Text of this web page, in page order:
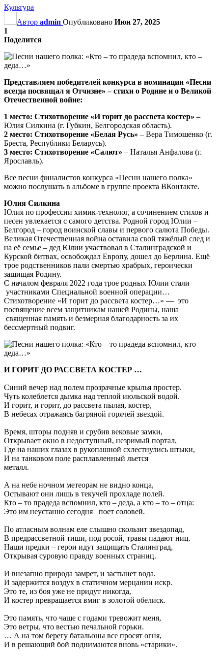
Культура
Автор admin Опубликовано Июн 27, 2025
1
Поделится
Представляем победителей конкурса в номинации «Песни
всегда посвящал я Отчизне» – стихи о Родине и о Великой
Отечественной войне:
1 место: Стихотворение «И горит до рассвета костер» –
Юлия Силкина (г. Губкин, Белгородская область).
2 место: Стихотворение «Белая Русь» – Вера Тимошенко (г.
Бреста, Республики Беларусь).
3 место: Стихотворение «Салют» – Наталья Анфалова (г.
Ярославль).
Все песни финалистов конкурса «Песни нашего полка»
можно послушать в альбоме в группе проекта ВКонтакте.
Юлия Силкина
Юлия по профессии химик-технолог, а сочинением стихов и
песен увлекается с самого детства. Родной город Юлии –
Белгород – город воинской славы и первого салюта Победы.
Великая Отечественная война оставила свой тяжёлый след и
на её семье – дед Юлии участвовал в Сталинградской и
Курской битвах, освобождал Европу, дошел до Берлина. Ещё
трое родственников пали смертью храбрых, героически
защищая Родину.
С началом февраля 2022 года трое родных Юлии стали
участниками Специальной военной операции…
Стихотворение «И горит до рассвета костер…» — это
посвящение всем защитникам нашей Родины, наша
священная память и безмерная благодарность за их
бессмертный подвиг.
И ГОРИТ ДО РАССВЕТА КОСТЕР …
Синий вечер над полем прозрачные крылья простер.
Чуть колеблется дымка над теплой июльской водой.
И горит, и горит, до рассвета пылая, костер,
В небесах отражаясь багряной горячей звездой.
Время, шторы подняв и срубив вековые замки,
Открывает окно в недоступный, незримый портал,
Где на наших глазах в рукопашной схлестнулись штыки,
И на танковом поле расплавленный льется
металл.
А на небе ночном метеорам не видно конца,
Остывают они лишь в текучей прохладе полей.
Кто – то прадеда вспомнил, кто – деда, а кто – то – отца:
Это им неустанно сегодня поет соловей.
По атласным волнам еле слышно скользит звездопад,
В предрассветной тиши, под росой, травы падают ниц.
Наши предки – герои идут защищать Сталинград,
Открывая суровую правду военных страниц.
И внезапно природа замрет, и застынет вода.
И задержится воздух в статичном мерцании искр.
Это те, из боя уже не придут никогда,
И костер превращается вмиг в золотой обелиск.
Это память, что чаще с годами тревожит меня,
Это ветры, что вестью печальной горьки.
… А на том берегу батальоны все просят огня,
И в решающий бой поднимаются вновь «старики».